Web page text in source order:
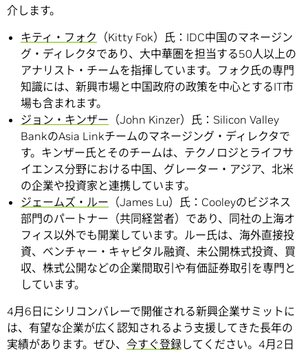
介します。
キティ・フォク （Kitty Fok）氏：IDC中国のマネージン
グ・ディレクタであり、大中華圏を担当する50人以上の
アナリスト・チームを指揮しています。フォク氏の専門
知識には、新興市場と中国政府の政策を中心とするIT市
場も含まれます。
ジョン・キンザー （John Kinzer）氏：Silicon Valley
BankのAsia Linkチームのマネージング・ディレクタで
す。キンザー氏とそのチームは、テクノロジとライフサ
イエンス分野における中国、グレーター・アジア、北米
の企業や投資家と連携しています。
ジェームズ・ルー （James Lu）氏：Cooleyのビジネス
部門のパートナー（共同経営者）であり、同社の上海オ
フィス以外でも開業しています。ルー氏は、海外直接投
資、ベンチャー・キャピタル融資、未公開株式投資、買
収、株式公開などの企業間取引や有価証券取引を専門と
しています。
4月6日にシリコンバレーで開催される新興企業サミットに
は、有望な企業が広く認知されるよう支援してきた長年の
実績があります。ぜひ、 今すぐ登録してください。4月2日